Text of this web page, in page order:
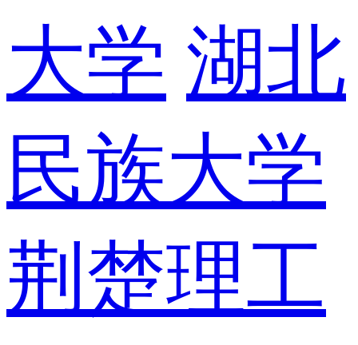
大学 湖北
民族大学
荆楚理工